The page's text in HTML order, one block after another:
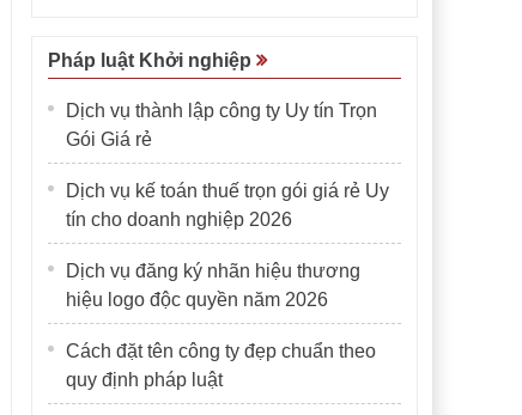
Pháp luật Khởi nghiệp
Dịch vụ thành lập công ty Uy tín Trọn
Gói Giá rẻ
Dịch vụ kế toán thuế trọn gói giá rẻ Uy
tín cho doanh nghiệp 2026
Dịch vụ đăng ký nhãn hiệu thương
hiệu logo độc quyền năm 2026
Cách đặt tên công ty đẹp chuẩn theo
quy định pháp luật